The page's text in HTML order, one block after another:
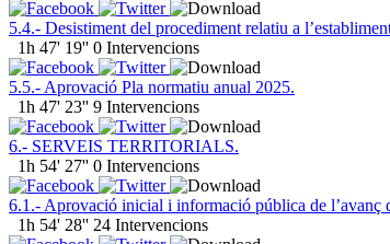
5.4.- Desistiment del procediment relatiu a
1h 47' 19'' 0 Intervencions
5.5.- Aprovació Pla normatiu anual 2025.
1h 47' 23'' 9 Intervencions
6.- SERVEIS TERRITORIALS.
1h 54' 27'' 0 Intervencions
6.1.- Aprovació inicial i informació pública de l’avanç
1h 54' 28'' 24 Intervencions